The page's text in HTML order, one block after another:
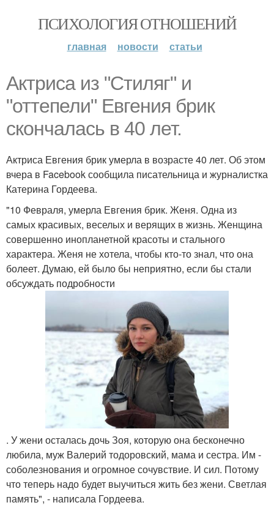
ПСИХОЛОГИЯ ОТНОШЕНИЙ
главная новости статьи
Актриса из "Стиляг" и
"оттепели" Евгения брик
скончалась в 40 лет.
Актриса Евгения брик умерла в возрасте 40 лет. Об этом
вчера в Facebook сообщила писательница и журналистка
Катерина Гордеева.
"10 Февраля, умерла Евгения брик. Женя. Одна из
самых красивых, веселых и верящих в жизнь. Женщина
совершенно инопланетной красоты и стального
характера. Женя не хотела, чтобы кто-то знал, что она
болеет. Думаю, ей было бы неприятно, если бы стали
обсуждать подробности
. У жени осталась дочь Зоя, которую она бесконечно
любила, муж Валерий тодоровский, мама и сестра. Им -
соболезнования и огромное сочувствие. И сил. Потому
что теперь надо будет выучиться жить без жени. Светлая
память", - написала Гордеева.